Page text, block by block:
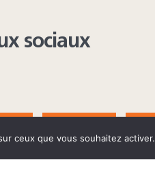
sociaux
ceux que vous souhaitez activer.